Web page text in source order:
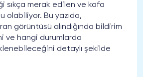
sıkça merak edilen ve kafa
olabiliyor. Bu yazıda,
görüntüsü alındığında bildirim
ve hangi durumlarda
detaylı şekilde